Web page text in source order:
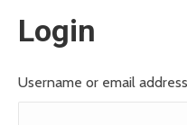
Login
Username or email address